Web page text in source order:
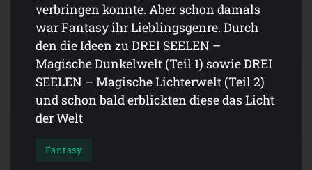
verbringen konnte. Aber schon damals
war Fantasy ihr Lieblingsgenre. Durch
den die Ideen zu DREI SEELEN –
Magische Dunkelwelt (Teil 1) sowie DREI
SEELEN – Magische Lichterwelt (Teil 2)
und schon bald erblickten diese das Licht
der Welt
Fantasy